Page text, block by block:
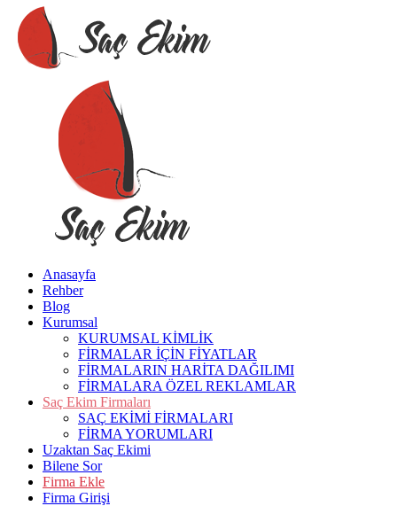
Anasayfa
Rehber
Blog
Kurumsal
KURUMSAL KİMLİK
FİRMALAR İÇİN FİYATLAR
FİRMALARIN HARİTA DAĞILIMI
FİRMALARA ÖZEL REKLAMLAR
Saç Ekim Firmaları
SAÇ EKİMİ FİRMALARI
FİRMA YORUMLARI
Uzaktan Saç Ekimi
Bilene Sor
Firma Ekle
Firma Girişi